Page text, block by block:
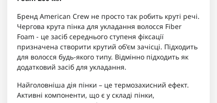
Бренд American Crew не просто так робить круті речі.
Чергова крута пінка для укладання волосся Fiber
Foam - це засіб середнього ступеня фіксації
призначена створити крутий об'єм зачісці. Підходить
для волосся будь-якого типу. Відмінно підходить як
додатковий засіб для укладання.
Найголовніша дія пінки – це термозахисний ефект.
Активні компоненти, що є у складі пінки,